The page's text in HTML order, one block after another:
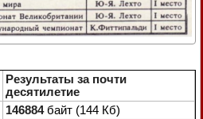
Результаты за почти
десятилетие
146884байт (144 Кб)